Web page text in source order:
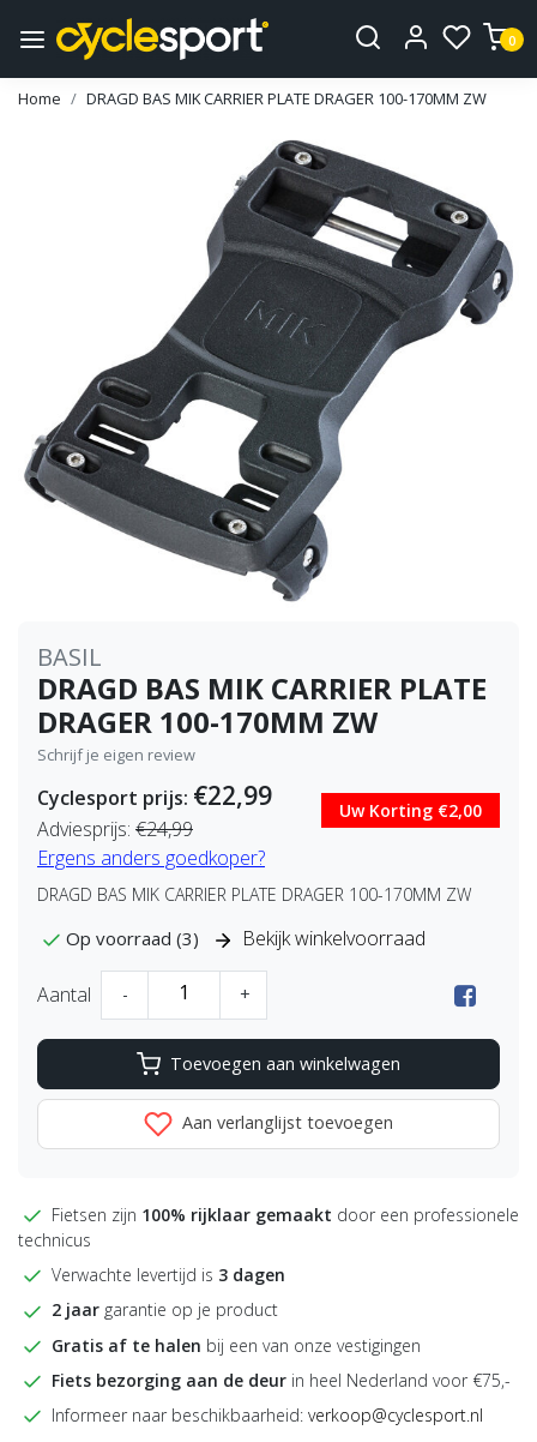
0
Home DRAGD BAS MIK CARRIER PLATE DRAGER 100-170MM ZW
BASIL
DRAGD BAS MIK CARRIER PLATE
DRAGER 100-170MM ZW
Schrijf je eigen review
Cyclesport prijs: €22,99
Adviesprijs: €24,99
Uw Korting €2,00
Ergens anders goedkoper?
DRAGD BAS MIK CARRIER PLATE DRAGER 100-170MM ZW
Op voorraad (3) Bekijk winkelvoorraad
Aantal - +
Toevoegen aan winkelwagen
Aan verlanglijst toevoegen
Fietsen zijn 100% rijklaar gemaakt door een professionele
technicus
Verwachte levertijd is 3 dagen
2 jaar garantie op je product
Gratis af te halen bij een van onze vestigingen
Fiets bezorging aan de deur in heel Nederland voor €75,-
Informeer naar beschikbaarheid: verkoop@cyclesport.nl